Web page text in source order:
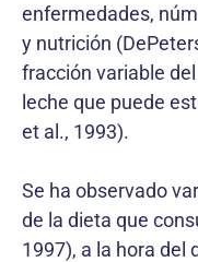
enfermedades,
y nutrición
fracción variable
leche que puede
et al., 1993).
Se ha observado
de la dieta que
1997), a la hora del